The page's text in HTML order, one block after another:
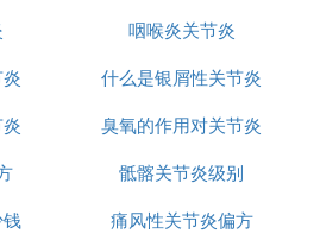
咽喉炎关节炎
什么是银屑性关节炎
臭氧的作用对关节炎
骶髂关节炎级别
痛风性关节炎偏方